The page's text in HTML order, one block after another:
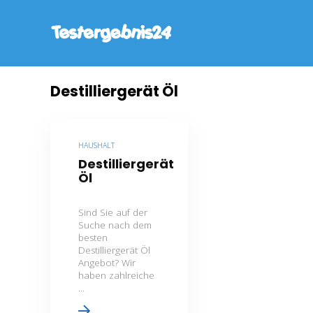
Destilliergerät Öl
HAUSHALT
Destilliergerät
Öl
Sind Sie auf der
Suche nach dem
besten
Destilliergerät Öl
Angebot? Wir
haben zahlreiche
...